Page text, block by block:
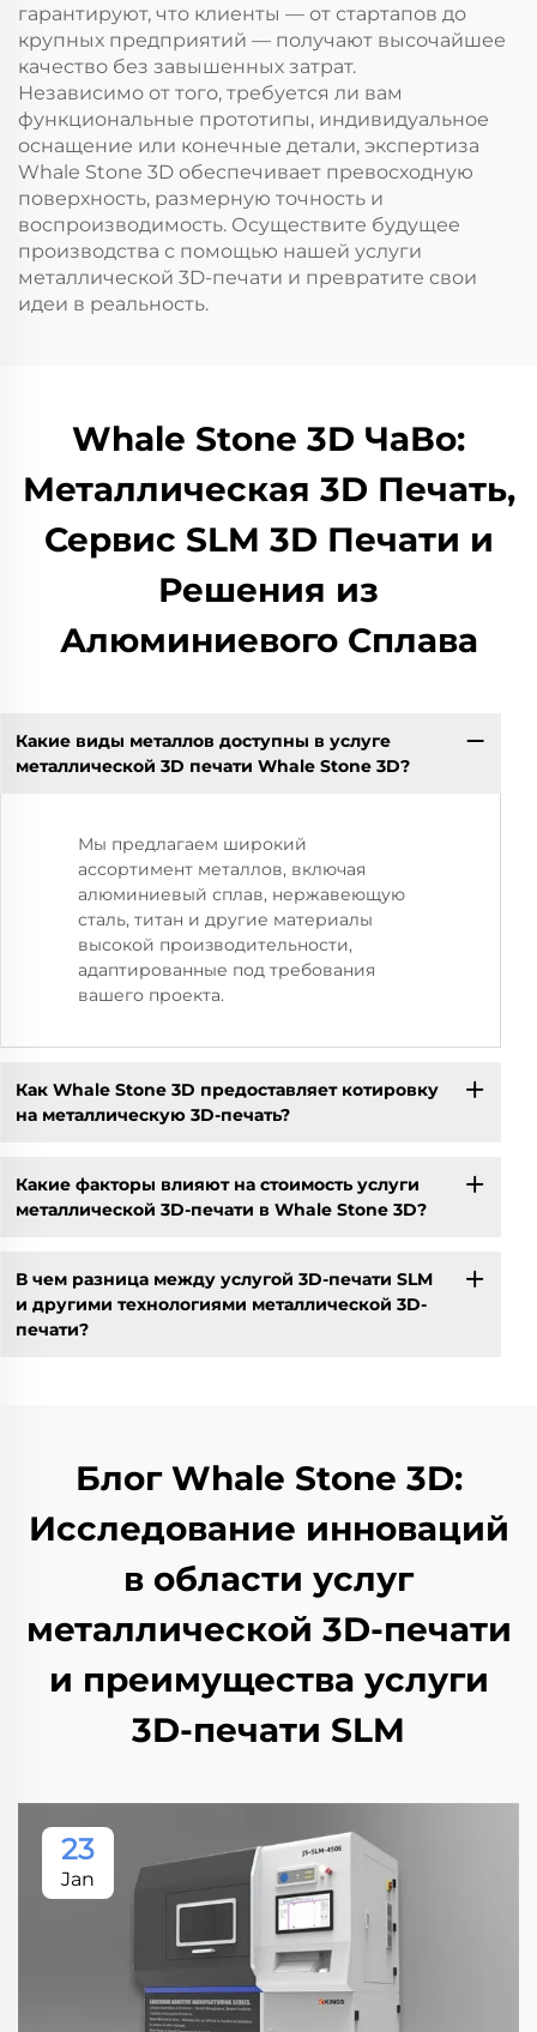
гарантируют, что клиенты — от стартапов до
крупных предприятий — получают высочайшее
качество без завышенных затрат.
Независимо от того, требуется ли вам
функциональные прототипы, индивидуальное
оснащение или конечные детали, экспертиза
Whale Stone 3D обеспечивает превосходную
поверхность, размерную точность и
воспроизводимость. Осуществите будущее
производства с помощью нашей услуги
металлической 3D-печати и превратите свои
идеи в реальность.
Whale Stone 3D ЧаВо:
Металлическая 3D Печать,
Сервис SLM 3D Печати и
Решения из
Алюминиевого Сплава
Какие виды металлов доступны в услуге
металлической 3D печати Whale Stone 3D?
Мы предлагаем широкий
ассортимент металлов, включая
алюминиевый сплав, нержавеющую
сталь, титан и другие материалы
высокой производительности,
адаптированные под требования
вашего проекта.
Как Whale Stone 3D предоставляет котировку
на металлическую 3D-печать?
Какие факторы влияют на стоимость услуги
металлической 3D-печати в Whale Stone 3D?
В чем разница между услугой 3D-печати SLM
и другими технологиями металлической 3D-
печати?
Блог Whale Stone 3D:
Исследование инноваций
в области услуг
металлической 3D-печати
и преимущества услуги
3D-печати SLM
23
Jan